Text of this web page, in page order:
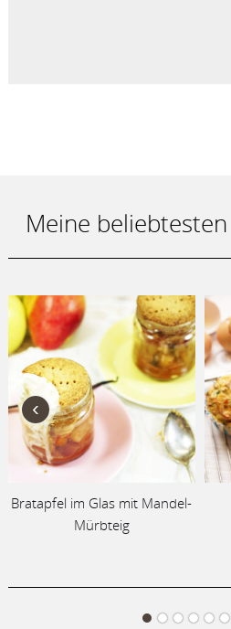
Meine
Bratapfel im Glas mit Mandel-
Mürbteig
‹